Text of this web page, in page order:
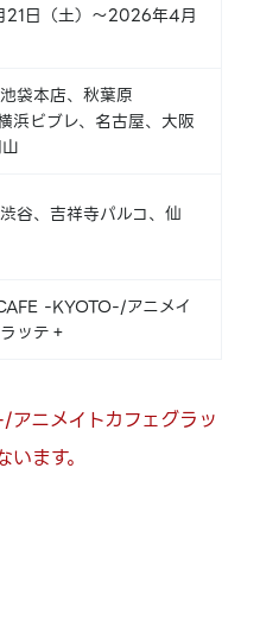
日（土）～2026年4月
袋本店、秋葉原
浜ビブレ、名古屋、大阪
谷、吉祥寺パルコ、仙
-KYOTO-/アニメイ
ッテ＋
ニメイトカフェグラッ
ます。